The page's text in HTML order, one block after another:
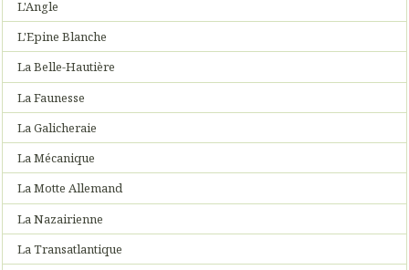
L'Angle
L'Epine Blanche
La Belle-Hautière
La Faunesse
La Galicheraie
La Mécanique
La Motte Allemand
La Nazairienne
La Transatlantique